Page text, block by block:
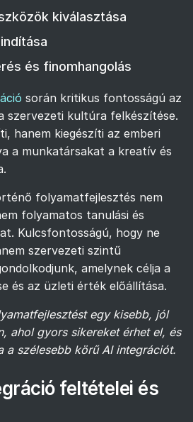
kiválasztása
és finomhangolás
során kritikus fontosságú az
szervezeti kultúra felkészítése.
hanem kiegészíti az emberi
a munkatársakat a kreatív és
folyamatfejlesztés nem
folyamatos tanulási és
Kulcsfontosságú, hogy ne
szervezeti szintű
amelynek célja a
és az üzleti érték előállítása.
egy kisebb, jól
ahol gyors sikereket érhet el, és
a szélesebb körű AI integrációt.
feltételei és